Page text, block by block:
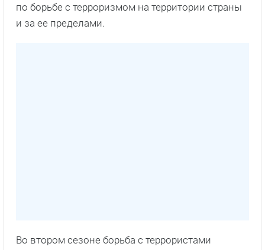
по борьбе с терроризмом на территории страны
и за ее пределами.
Во втором сезоне борьба с террористами